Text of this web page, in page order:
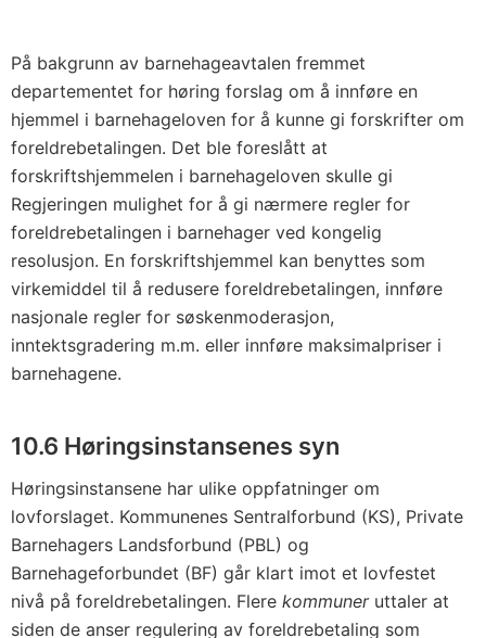
På bakgrunn av barnehageavtalen fremmet
departementet for høring forslag om å innføre en
hjemmel i barnehageloven for å kunne gi forskrifter om
foreldrebetalingen. Det ble foreslått at
forskriftshjemmelen i barnehageloven skulle gi
Regjeringen mulighet for å gi nærmere regler for
foreldrebetalingen i barnehager ved kongelig
resolusjon. En forskriftshjemmel kan benyttes som
virkemiddel til å redusere foreldrebetalingen, innføre
nasjonale regler for søskenmoderasjon,
inntektsgradering m.m. eller innføre maksimalpriser i
barnehagene.
10.6 Høringsinstansenes syn
Høringsinstansene har ulike oppfatninger om
lovforslaget. Kommunenes Sentralforbund (KS), Private
Barnehagers Landsforbund (PBL) og
Barnehageforbundet (BF) går klart imot et lovfestet
nivå på foreldrebetalingen. Flere kommuneruttaler at
siden de anser regulering av foreldrebetaling som